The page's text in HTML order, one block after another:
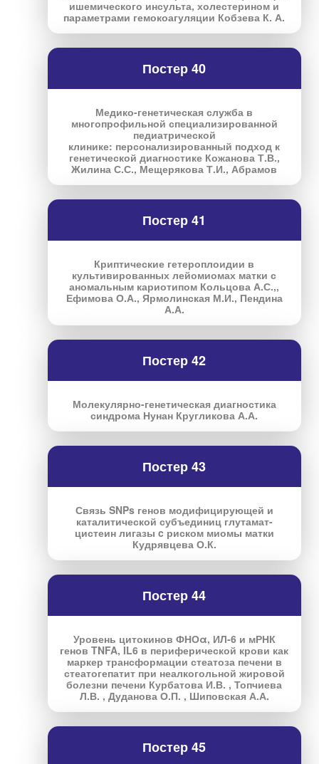
ишемического инсульта, холестерином и
параметрами гемокоагуляции Кобзева К. А.
Постер 40
Медико-генетическая служба в
многопрофильной специализированной
педиатрической
клинике: персонализированный подход к
генетической диагностике Кожанова Т.В.,
Жилина С.С., Мещерякова Т.И., Абрамов
Постер 41
Криптические гетероплоидии в
культивированных лейомиомах матки с
аномальным кариотипом Кольцова А.С.,,
Ефимова О.А., Ярмолинская М.И., Пендина
А.А.
Постер 42
Молекулярно-генетическая диагностика
синдрома Нунан Кругликова А.А.
Постер 43
Связь SNPs генов модифицирующей и
каталитической субъединиц глутамат-
цистеин лигазы c риском миомы матки
Кудрявцева О.К.
Постер 44
Уровень цитокинов ФНОα, ИЛ-6 и мРНК
генов TNFA, IL6 в периферической крови как
маркер трансформации стеатоза печени в
стеатогепатит при неалкогольной жировой
болезни печени Курбатова И.В. , Топчиева
Л.В. , Дуданова О.П. , Шиповская А.А.
Постер 45